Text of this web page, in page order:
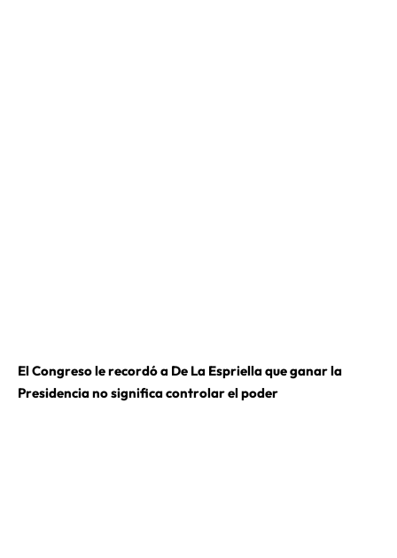
El Congreso le recordó a De La Espriella que ganar la
Presidencia no significa controlar el poder